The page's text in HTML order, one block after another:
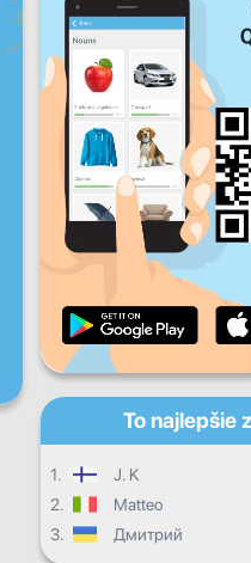
Po St
So
Denný pokrok
Mesačný pokrok
Celkový postup
To najlepšie
1. J. K
2.
Matteo
3.
Дмитрий